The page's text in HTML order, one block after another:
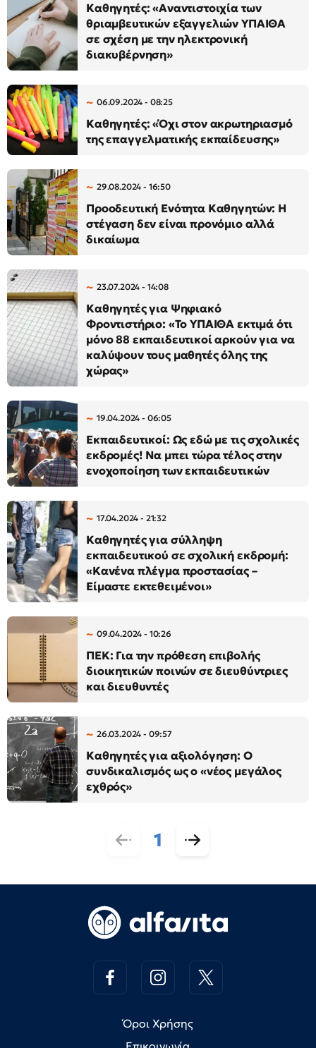
Καθηγητές: «Αναντιστοιχία των
θριαμβευτικών εξαγγελιών ΥΠΑΙΘΑ
σε σχέση με την ηλεκτρονική
διακυβέρνηση»
06.09.2024 - 08:25
Καθηγητές: «Όχι στον ακρωτηριασμό
της επαγγελματικής εκπαίδευσης»
29.08.2024 - 16:50
Προοδευτική Ενότητα Καθηγητών: Η
στέγαση δεν είναι προνόμιο αλλά
δικαίωμα
23.07.2024 - 14:08
Καθηγητές για Ψηφιακό
Φροντιστήριο: «Το ΥΠΑΙΘΑ εκτιμά ότι
μόνο 88 εκπαιδευτικοί αρκούν για να
καλύψουν τους μαθητές όλης της
χώρας»
19.04.2024 - 06:05
Εκπαιδευτικοί: Ως εδώ με τις σχολικές
εκδρομές! Να μπει τώρα τέλος στην
ενοχοποίηση των εκπαιδευτικών
17.04.2024 - 21:32
Καθηγητές για σύλληψη
εκπαιδευτικού σε σχολική εκδρομή:
«Κανένα πλέγμα προστασίας –
Είμαστε εκτεθειμένοι»
09.04.2024 - 10:26
ΠΕΚ: Για την πρόθεση επιβολής
διοικητικών ποινών σε διευθύντριες
και διευθυντές
26.03.2024 - 09:57
Καθηγητές για αξιολόγηση: Ο
συνδικαλισμός ως ο «νέος μεγάλος
εχθρός»
1
Όροι Χρήσης